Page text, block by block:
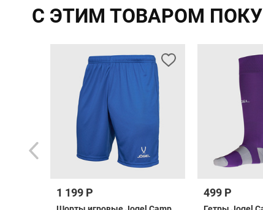
С ЭТИМ ТОВАРОМ
1 199 Р 499 Р